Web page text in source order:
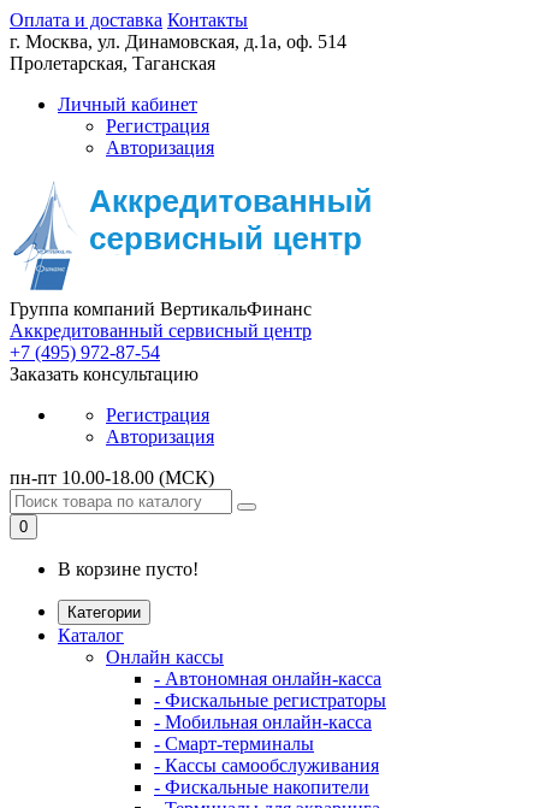
Оплата и доставка Контакты
г. Москва, ул. Динамовская, д.1а, оф. 514
Пролетарская, Таганская
Личный кабинет
Регистрация
Авторизация
Группа компаний ВертикальФинанс
Аккредитованный сервисный центр
+7 (495) 972-87-54
Заказать консультацию
Регистрация
Авторизация
пн-пт 10.00-18.00 (МСК)
0
В корзине пусто!
Категории
Каталог
Онлайн кассы
- Автономная онлайн-касса
- Фискальные регистраторы
- Мобильная онлайн-касса
- Смарт-терминалы
- Кассы самообслуживания
- Фискальные накопители